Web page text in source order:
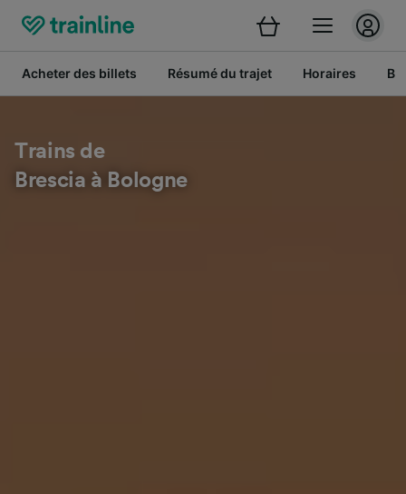
Acheter des billets Résumé du trajet Horaires
Trains de
Brescia à Bologne